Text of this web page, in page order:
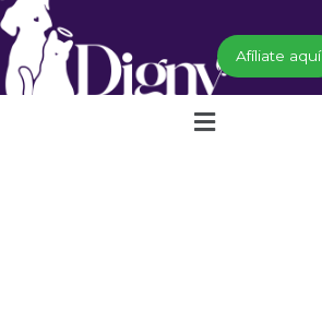
Ir
contenido
Afíliate aquí
Menú